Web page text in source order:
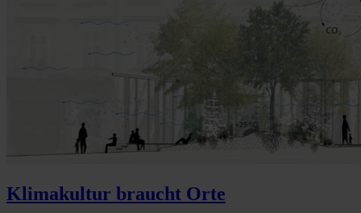
Klimakultur braucht Orte